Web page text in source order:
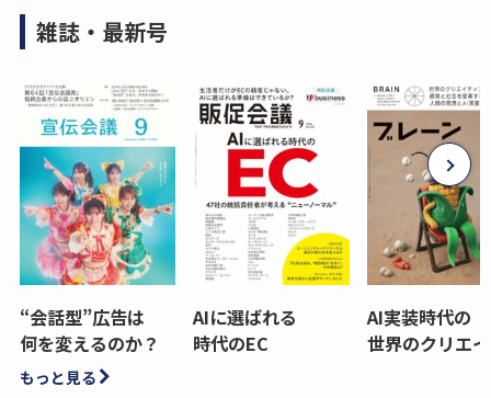
雑誌・最新号
“会話型”広告は
何を変えるのか？
AIに選ばれる
時代のEC
AI実装時代の
世界のクリエ
もっと見る